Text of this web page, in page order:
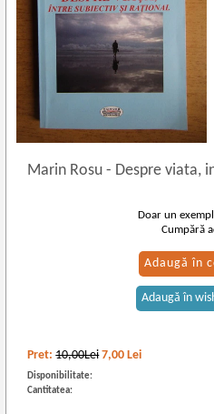
Marin Rosu- Despre viata,
Pret:10,00Lei 7,00 Lei
Disponibilitate:
Cantitatea:
Doar un
Cumpără
Adaugă în
Adaugă în